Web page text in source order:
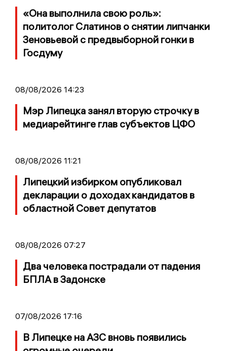
«Она выполнила свою роль»:
политолог Слатинов о снятии липчанки
Зеновьевой с предвыборной гонки в
Госдуму
08/08/2026 14:23
Мэр Липецка занял вторую строчку в
медиарейтинге глав субъектов ЦФО
08/08/2026 11:21
Липецкий избирком опубликовал
декларации о доходах кандидатов в
областной Совет депутатов
08/08/2026 07:27
Два человека пострадали от падения
БПЛА в Задонске
07/08/2026 17:16
В Липецке на АЗС вновь появились